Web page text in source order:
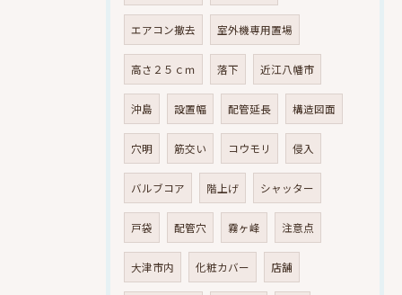
エアコン撤去 室外機専用置場
高さ２５ｃｍ 落下 近江八幡市
沖島 設置幅 配管延長 構造図面
穴明 筋交い コウモリ 侵入
バルブコア 階上げ シャッター
戸袋 配管穴 霧ヶ峰 注意点
大津市内 化粧カバー 店舗